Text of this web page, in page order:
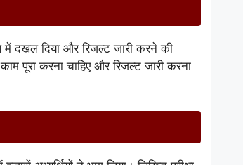
में दखल दिया और रिजल्ट जारी करने की
पूरा करना चाहिए और रिजल्ट जारी करना